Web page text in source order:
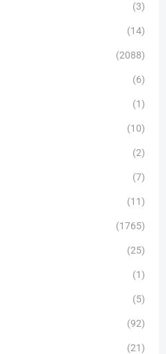
(3)
(14)
(2088)
(6)
(1)
(10)
(2)
(7)
(11)
(1765)
(25)
(1)
(5)
(92)
(21)